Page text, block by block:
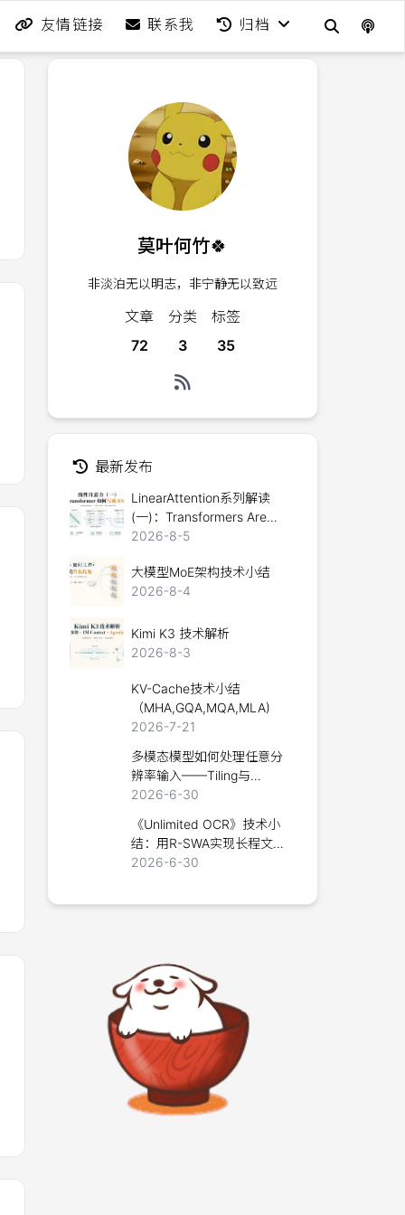
友情链接 联系我 归档
莫叶何竹🍀
非淡泊无以明志，非宁静无以致远
文章
72
分类
3
标签
35
最新发布
LinearAttention系列解读
(一)：Transformers Are
RNNs
2026-8-5
大模型MoE架构技术小结
2026-8-4
Kimi K3 技术解析
2026-8-3
KV-Cache技术小结
（MHA,GQA,MQA,MLA)
2026-7-21
多模态模型如何处理任意分
辨率输入——Tiling与
Packing技术详解
2026-6-30
《Unlimited OCR》技术小
结：用R-SWA实现长程文档
解析
2026-6-30